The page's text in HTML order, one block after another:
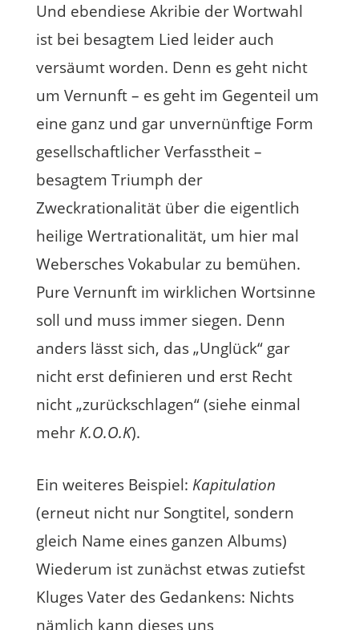
Und ebendiese Akribie der Wortwahl
ist bei besagtem Lied leider auch
versäumt worden. Denn es geht nicht
um Vernunft – es geht im Gegenteil um
eine ganz und gar unvernünftige Form
gesellschaftlicher Verfasstheit –
besagtem Triumph der
Zweckrationalität über die eigentlich
heilige Wertrationalität, um hier mal
Webersches Vokabular zu bemühen.
Pure Vernunft im wirklichen Wortsinne
soll und muss immer siegen. Denn
anders lässt sich, das „Unglück“ gar
nicht erst definieren und erst Recht
nicht „zurückschlagen“ (siehe einmal
mehr K.O.O.K).
Ein weiteres Beispiel: Kapitulation
(erneut nicht nur Songtitel, sondern
gleich Name eines ganzen Albums)
Wiederum ist zunächst etwas zutiefst
Kluges Vater des Gedankens: Nichts
nämlich kann dieses uns